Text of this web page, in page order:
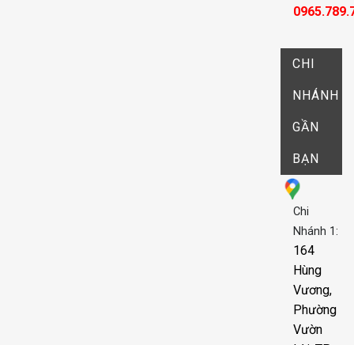
CHI
NHÁNH
GẦN
BẠN
Chi
Nhánh 1:
164
Hùng
Vương,
Phường
Vườn